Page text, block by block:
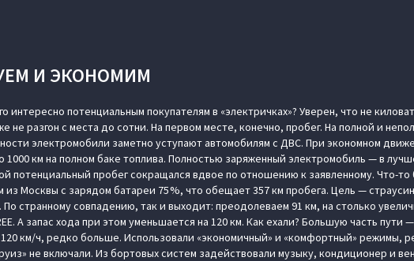
И ЭКОНОМИМ
интересно потенциальным покупателям в «электричках»? Уверен, что не
не разгон с места до сотни. На первом месте, конечно, пробег. На полной и
электромобили заметно уступают автомобилям с ДВС. При экономном
1000 км на полном баке топлива. Полностью заряженный электромобиль — в
потенциальный пробег сокращался вдвое по отношению к заявленному. Что-
из Москвы с зарядом батареи 75 %, что обещает 357 км пробега. Цель —
По странному совпадению, так и выходит: преодолеваем 91 км, на столько
А запас хода при этом уменьшается на 120 км. Как ехали? Большую часть пути
км/ч, редко больше. Использовали «экономичный» и «комфортный» режимы,
не включали. Из бортовых систем задействовали музыку, кондиционер и